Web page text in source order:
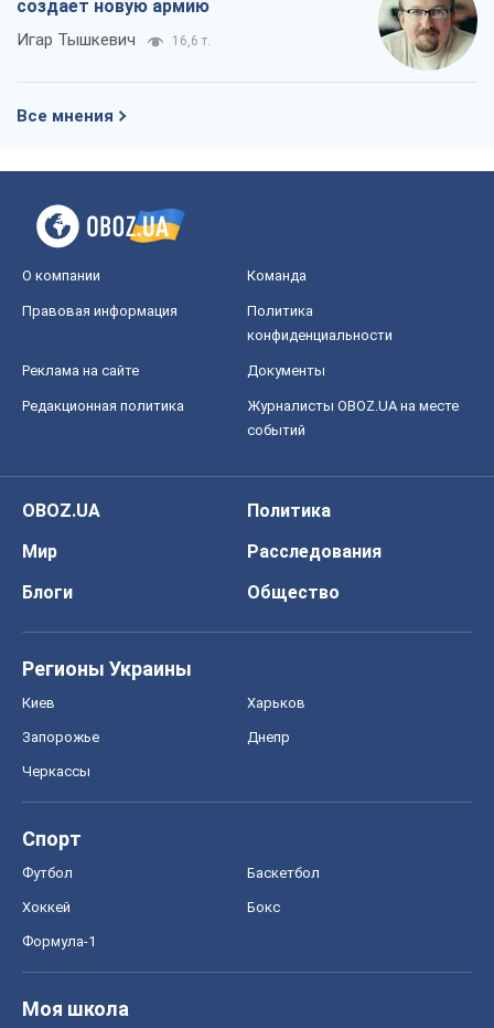
создает новую армию
Игар Тышкевич 16,6 т.
Все мнения
О компании Команда
Правовая информация
Политика
конфиденциальности
Реклама на сайте Документы
Редакционная политика
Журналисты OBOZ.UA на месте
событий
OBOZ.UA
Политика
Мир
Расследования
Блоги
Общество
Регионы Украины
Киев Харьков
Запорожье Днепр
Черкассы
Спорт
Футбол Баскетбол
Хоккей Бокс
Формула-1
Моя школа